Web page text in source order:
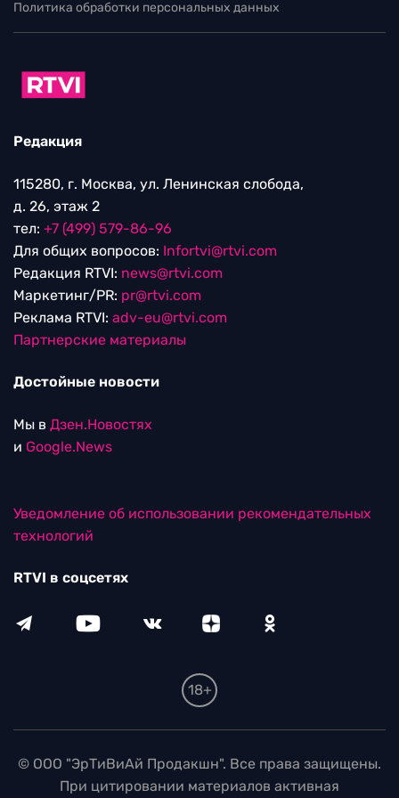
Политика обработки персональных данных
Редакция
115280, г. Москва, ул. Ленинская слобода,
д. 26, этаж 2
тел: +7 (499) 579-86-96
Для общих вопросов: Infortvi@rtvi.com
Редакция RTVI: news@rtvi.com
Маркетинг/PR: pr@rtvi.com
Реклама RTVI: adv-eu@rtvi.com
Партнерские материалы
Достойные новости
Мы в Дзен.Новостях
и Google.News
Уведомление об использовании рекомендательных
технологий
RTVI в соцсетях
18+
© ООО "ЭрТиВиАй Продакшн". Все права защищены.
При цитировании материалов активная